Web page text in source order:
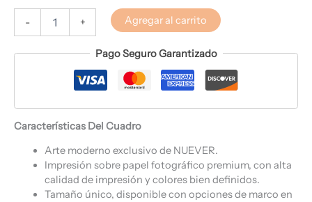
- + Agregar al carrito
Pago Seguro Garantizado
Características Del Cuadro
Arte moderno exclusivo de NUEVER.
Impresión sobre papel fotográfico premium, con alta
calidad de impresión y colores bien definidos.
Tamaño único, disponible con opciones de marco en